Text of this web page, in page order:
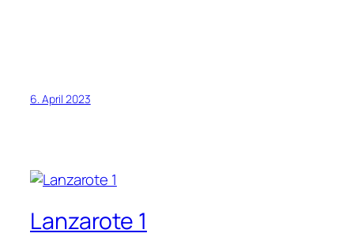
6. April 2023
Lanzarote 1